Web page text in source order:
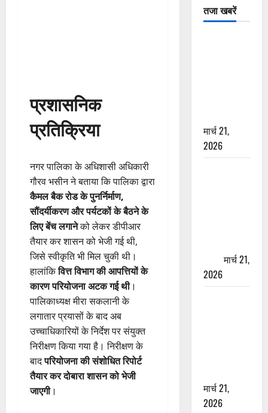
प्रशासनिक
प्रतिक्रिया
नगर पालिका के अधिशासी अधिकारी
गौरव भसीन ने बताया कि पालिका द्वारा
कैमल बैक रोड के पुनर्निर्माण,
सौंदर्यीकरण और पर्यटकों के बैठने के
लिए बेंच लगानेको लेकर डीपीआर
तैयार कर शासन को भेजी गई थी,
जिसे स्वीकृति भी मिल चुकी थी।
हालांकिवित्त विभाग की आपत्तियों के
कारण परियोजना अटक गई थी।
पालिकाध्यक्ष मीरा सकलानी के
लगातार प्रयासों के बाद अब
उच्चाधिकारियों के निर्देश पर संयुक्त
निरीक्षण किया गया है। निरीक्षण के
बादपरियोजना की संशोधित रिपोर्ट
तैयार कर दोबारा शासन को भेजी
जाएगी।
तजा खबरें
मार्च 21,
2026
मार्च 21,
2026
मार्च 21,
2026